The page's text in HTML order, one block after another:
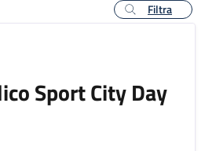
Filtra
Sport City Day